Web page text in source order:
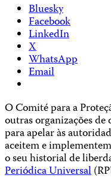
Bluesky
Facebook
LinkedIn
X
WhatsApp
Email
O Comité para a
outras organizações
para apelar às
aceitem e
o seu historial de
Periódica Universal